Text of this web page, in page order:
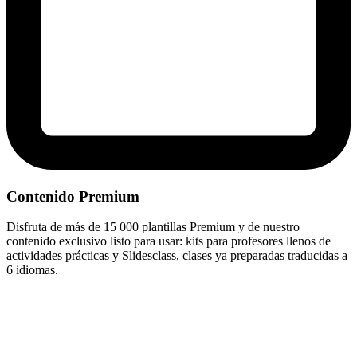
Contenido Premium
Disfruta de más de 15 000 plantillas Premium y de nuestro
contenido exclusivo listo para usar: kits para profesores llenos de
actividades prácticas y Slidesclass, clases ya preparadas traducidas a
6 idiomas.